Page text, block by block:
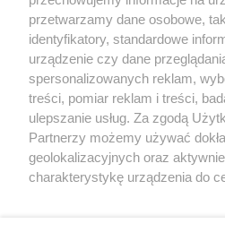
Kultura
X Facebook
przetwarzamy dane osobowe,
identyfikatory, standardowe
urządzenie czy dane
spersonalizowanych reklam,
treści, pomiar reklam i treści,
ulepszanie usług. Za zgodą
Partnerzy możemy używać
geolokalizacyjnych oraz
charakterystykę urządzenia do